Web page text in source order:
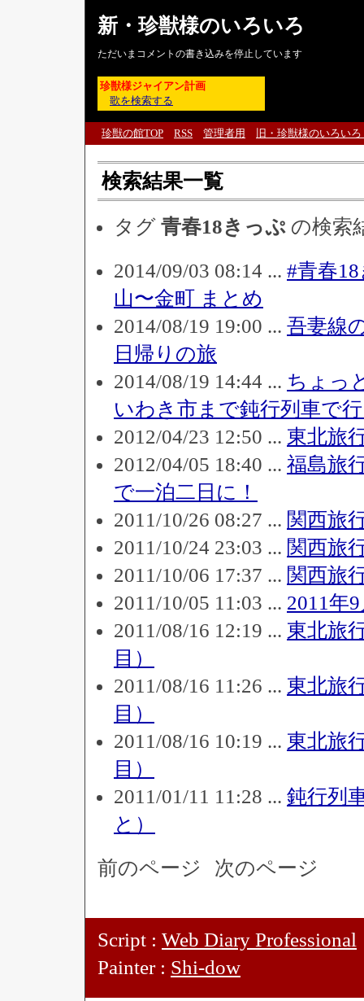
新・珍獣様のいろいろ
ただいまコメントの書き込みを停止しています
珍獣様ジャイアン計画
歌を検索する
珍獣の館TOP RSS 管理者用 旧・珍獣様のいろい
検索結果一覧
タグ 青春18きっぷ の検索
2014/09/03 08:14 ... #青春
山〜金町 まとめ
2014/08/19 19:00 ... 吾妻線
日帰りの旅
2014/08/19 14:44 ... ちょっ
いわき市まで鈍行列車で
2012/04/23 12:50 ... 東北旅
2012/04/05 18:40 ... 福島旅
で一泊二日に！
2011/10/26 08:27 ... 関西旅
2011/10/24 23:03 ... 関西旅
2011/10/06 17:37 ... 関西旅
2011/10/05 11:03 ... 2011年
2011/08/16 12:19 ... 東北旅
目）
2011/08/16 11:26 ... 東北旅
目）
2011/08/16 10:19 ... 東北旅
目）
2011/01/11 11:28 ... 鈍行列
と）
前のページ
次のページ
Script : Web Diary Professional
Painter : Shi-dow